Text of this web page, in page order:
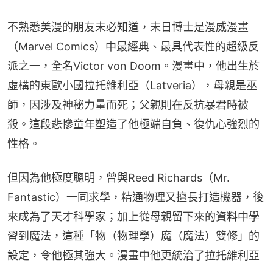
不熟悉美漫的朋友未必知道，末日博士是漫威漫畫
（Marvel Comics）中最經典、最具代表性的超級反
派之一，全名Victor von Doom。漫畫中，他出生於
虛構的東歐小國拉托維利亞（Latveria），母親是巫
師，因涉及神秘力量而死；父親則在反抗暴君時被
殺。這段悲慘童年塑造了他極端自負、復仇心強烈的
性格。
但因為他極度聰明，曾與Reed Richards（Mr.
Fantastic）一同求學，精通物理又擅長打造機器，後
來成為了天才科學家；加上從母親留下來的資料中學
習到魔法，這種「物（物理學）魔（魔法）雙修」的
設定，令他極其強大。漫畫中他更統治了拉托維利亞